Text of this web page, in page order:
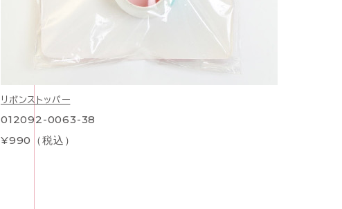
リボンストッパー
012092-0063-38
¥990（税込）